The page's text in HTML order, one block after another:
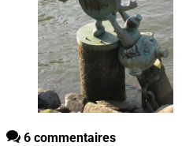
6 commentaires